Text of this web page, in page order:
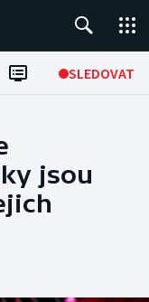
SLEDOVAT
jsou